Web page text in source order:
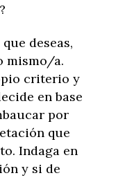
deseas,
mismo/a.
criterio y
en base
por
que
Indaga en
y si de